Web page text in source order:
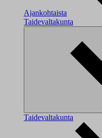
Ajankohtaista
Taidevaltakunta
Taidevaltakunta